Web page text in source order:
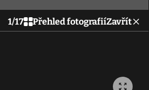
1/17 Přehled fotografiíZavřít